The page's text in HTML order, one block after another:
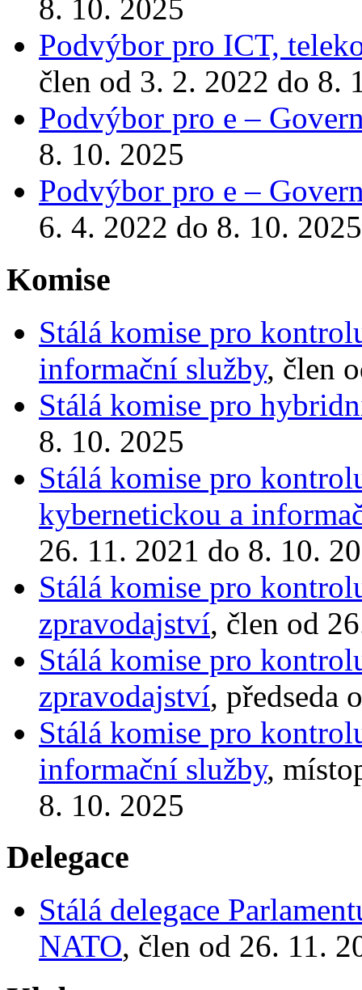
8. 10. 2025
Podvýbor pro ICT,
člen od 3. 2. 2022 do 8.
Podvýbor pro e –
8. 10. 2025
Podvýbor pro e –
6. 4. 2022 do 8. 10. 2025
Komise
Stálá komise pro
informační služby, člen
Stálá komise pro
8. 10. 2025
Stálá komise pro
kybernetickou a
26. 11. 2021 do 8. 10.
Stálá komise pro
zpravodajství, člen od
Stálá komise pro
zpravodajství, předseda
Stálá komise pro
informační služby,
8. 10. 2025
Delegace
Stálá delegace
NATO, člen od 26. 11.